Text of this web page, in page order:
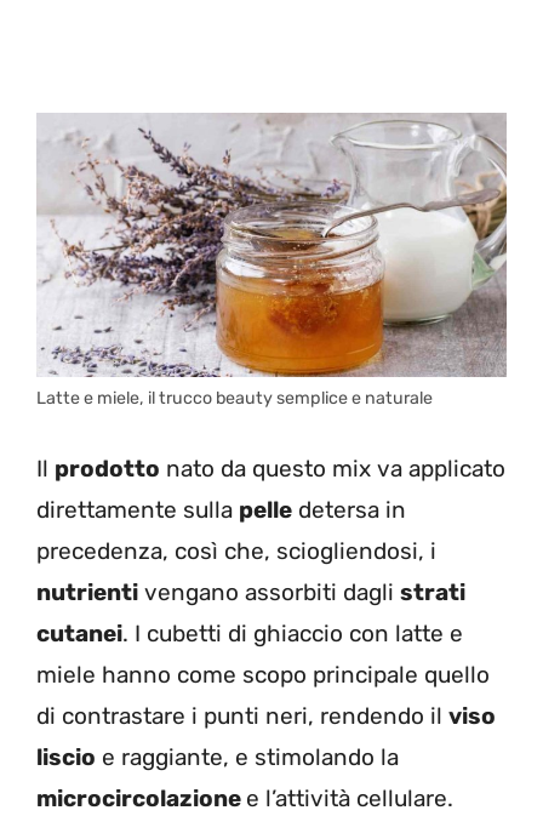
Latte e miele, il trucco beauty semplice e naturale
Il prodotto nato da questo mix va applicato
direttamente sulla pelle detersa in
precedenza, così che, sciogliendosi, i
nutrienti vengano assorbiti dagli strati
cutanei. I cubetti di ghiaccio con latte e
miele hanno come scopo principale quello
di contrastare i punti neri, rendendo il viso
liscio e raggiante, e stimolando la
microcircolazione e l’attività cellulare.